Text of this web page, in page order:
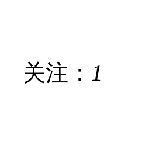
关注： 1